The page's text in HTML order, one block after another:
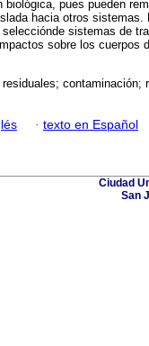
pues pueden
hacia otros sistemas.
sistemas de
sobre los cuerpos
contaminación;
· texto en Español
Ciudad
San